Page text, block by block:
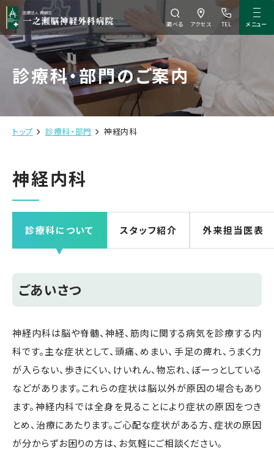
調べる アクセス TEL メニュー
診療科・部門のご案内
トップ 診療科・部門 神経内科
神経内科
診療科について スタッフ紹介 外来担当医表
ごあいさつ
神経内科は脳や脊髄、神経、筋肉に関する病気を診療する内
科です。主な症状として、頭痛、めまい、手足の痺れ、うまく力
が入らない、歩きにくい、けいれん、物忘れ、ぼーっとしている
などがあります。これらの症状は脳以外が原因の場合もあり
ます。神経内科では全身を見ることにより症状の原因をつき
とめ、治療にあたります。ご心配な症状がある方、症状の原因
が分からずお困りの方は、お気軽にご相談ください。